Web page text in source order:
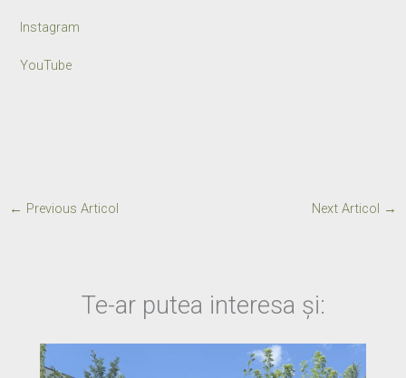
Instagram
YouTube
← Previous Articol Next Articol →
Te-ar putea interesa și: